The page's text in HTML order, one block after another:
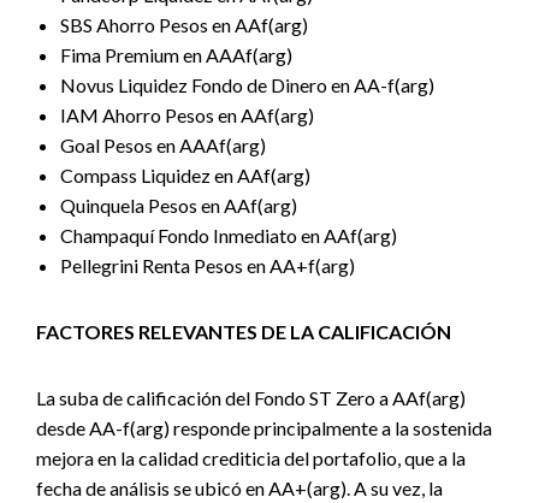
SBS Ahorro Pesos en AAf(arg)
Fima Premium en AAAf(arg)
Novus Liquidez Fondo de Dinero en AA-f(arg)
IAM Ahorro Pesos en AAf(arg)
Goal Pesos en AAAf(arg)
Compass Liquidez en AAf(arg)
Quinquela Pesos en AAf(arg)
Champaquí Fondo Inmediato en AAf(arg)
Pellegrini Renta Pesos en AA+f(arg)
FACTORES RELEVANTES DE LA CALIFICACIÓN
La suba de calificación del Fondo ST Zero a AAf(arg)
desde AA-f(arg) responde principalmente a la sostenida
mejora en la calidad crediticia del portafolio, que a la
fecha de análisis se ubicó en AA+(arg). A su vez, la